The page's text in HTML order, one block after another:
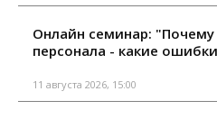
Онлайн семинар:
персонала - какие
11 августа 2026, 15:00